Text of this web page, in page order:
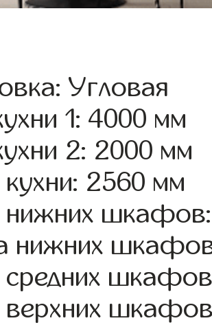
Угловая
1: 4000 мм
2: 2000 мм
2560 мм
нижних
нижних
средних
верхних